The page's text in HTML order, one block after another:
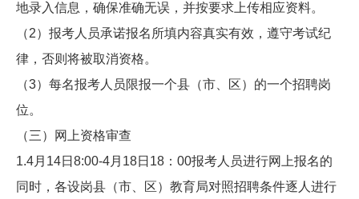
地录入信息，确保准确无误，并按要求上传相应资料。
（2）报考人员承诺报名所填内容真实有效，遵守考试纪
律，否则将被取消资格。
（3）每名报考人员限报一个县（市、区）的一个招聘岗
位。
（三）网上资格审查
1.4月14日8:00-4月18日18：00报考人员进行网上报名的
同时，各设岗县（市、区）教育局对照招聘条件逐人进行